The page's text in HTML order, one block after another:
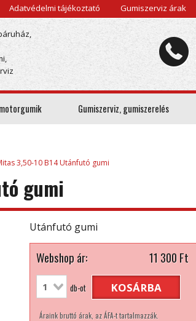
Adatvédelmi tájékoztató Gumiszerviz árak
Gumiszerviz, gumiszerelés
3,50-10 B14 Utánfutó gumi
gumi
Utánfutó gumi
Webshop ár: 11 300Ft
db-ot KOSÁRBA
Áraink bruttó árak, az ÁFA-t tartalmazzák.